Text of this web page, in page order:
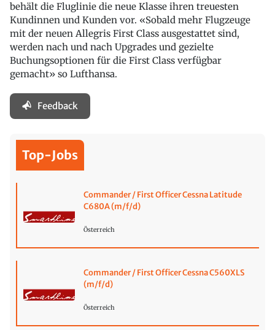
behält die Fluglinie die neue Klasse ihren treuesten
Kundinnen und Kunden vor. «Sobald mehr Flugzeuge
mit der neuen Allegris First Class ausgestattet sind,
werden nach und nach Upgrades und gezielte
Buchungsoptionen für die First Class verfügbar
gemacht» so Lufthansa.
Feedback
Top-Jobs
Commander / First Officer Cessna Latitude
C680A (m/f/d)
Österreich
Commander / First Officer Cessna C560XLS
(m/f/d)
Österreich